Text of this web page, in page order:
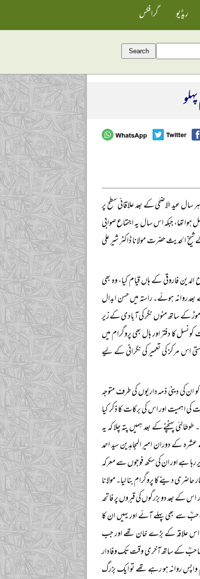
ریڈیو گرافکس
عید الاضحٰی کے بعد علاقائی سطح پر
تھا، جبکہ اس سال یہ اجتماع صوابی
الحدیث حضرت مولانا ڈاکٹر شیر علی
فاروقی کے ہاں قیام کیا، وہ بھی
روانہ ہوئے۔ راستہ میں حسن ابدال
کے ساتھ منوں نگر کی آبادی کے زیر
کا دفتر اور ہال بھی پروگرام میں
اس مرکز کی تعمیر کی نگرانی کے لیے
ان کی دینی ذمہ داریوں کی طرف متوجہ
اہمیت اور اس کی برکات کا ذکر کیا
پہنچنے کے بعد ہمیں پتہ چلا کہ یہ
کے دوران امیر المجاہدین سید احمد
رہا ہے اور ان کی سکھ فوجوں سے معرکہ
دینے کا پروگرام بنا لیا۔ مولانا
اس کے بعد دو بزرگوں کی قبروں پر فاتحہ
سے بھی پہلے آئے اور یہیں ان کا
پنج تاری ہیں جو اس علاقہ کے بڑے خان تھے اور جب
صاحبؒ کے ساتھ آخری وقت تک وفادار
روانہ ہو رہے تھے تو ایک بزرگ